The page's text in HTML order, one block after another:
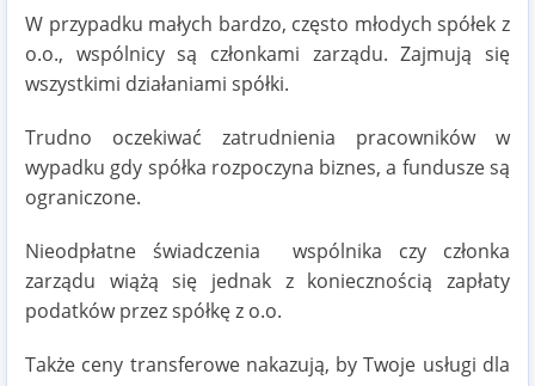
W przypadku małych bardzo, często młodych spółek z
o.o., wspólnicy są członkami zarządu. Zajmują się
wszystkimi działaniami spółki.
Trudno oczekiwać zatrudnienia pracowników w
wypadku gdy spółka rozpoczyna biznes, a fundusze są
ograniczone.
Nieodpłatne świadczenia wspólnika czy członka
zarządu wiążą się jednak z koniecznością zapłaty
podatków przez spółkę z o.o.
Także ceny transferowe nakazują, by Twoje usługi dla